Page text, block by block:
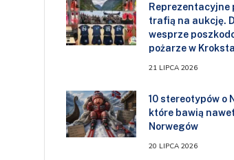
Reprezentacyjne
trafią na aukcję.
wesprze
pożarze w
21 LIPCA 2026
10 stereotypów o
które bawią
Norwegów
20 LIPCA 2026